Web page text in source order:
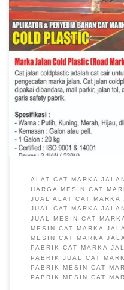
Jual Cat Marka Jalan,
Marka Jalan, Cat Marka
Murah, Pabrik Jual Cat
Marka Jalan Putus – Putus
termasuk kedalam
ALAT CAT MARKA
HARGA MESIN CAT
JUAL ALAT CAT MARKA
JUAL CAT MARKA JALAN
JUAL MESIN CAT
MESIN CAT MARKA
MESIN CAT MARKA
PABRIK CAT MARKA
PABRIK JUAL CAT
PABRIK MESIN CAT
PABRIK MESIN CAT